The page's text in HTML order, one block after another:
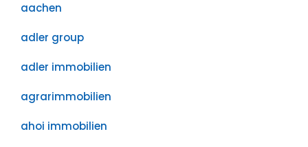
aachen
adler group
adler immobilien
agrarimmobilien
ahoi immobilien